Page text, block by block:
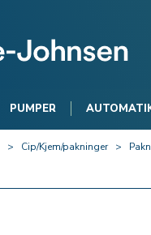
PUMPER
> Cip/Kjem/pakninger >